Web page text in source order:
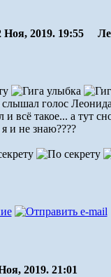
Ноя, 2019. 19:55
голос
всё такое... а тут
и не знаю????
2019. 21:01